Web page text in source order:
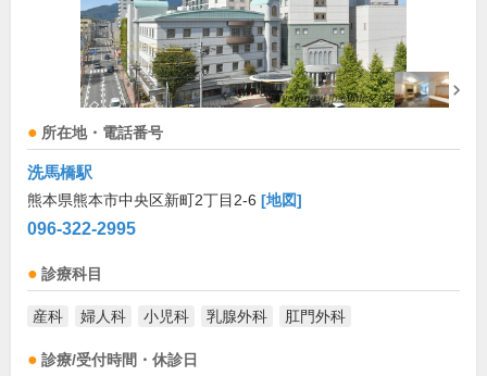
所在地・電話番号
洗馬橋駅
熊本県熊本市中央区新町2丁目2-6 [地図]
096-322-2995
診療科目
産科 婦人科 小児科 乳腺外科 肛門外科
診療/受付時間・休診日